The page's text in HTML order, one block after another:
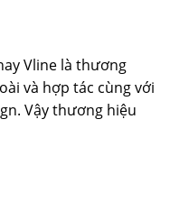
Vline là thương
và hợp tác cùng với
Vậy thương hiệu